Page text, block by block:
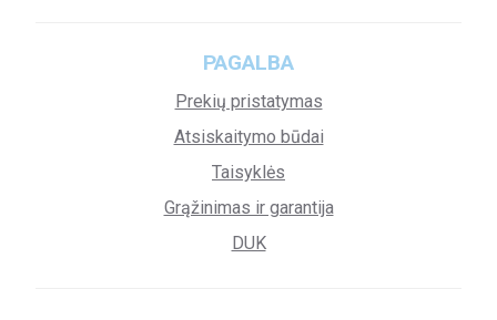
PAGALBA
Prekių pristatymas
Atsiskaitymo būdai
Taisyklės
Grąžinimas ir garantija
DUK